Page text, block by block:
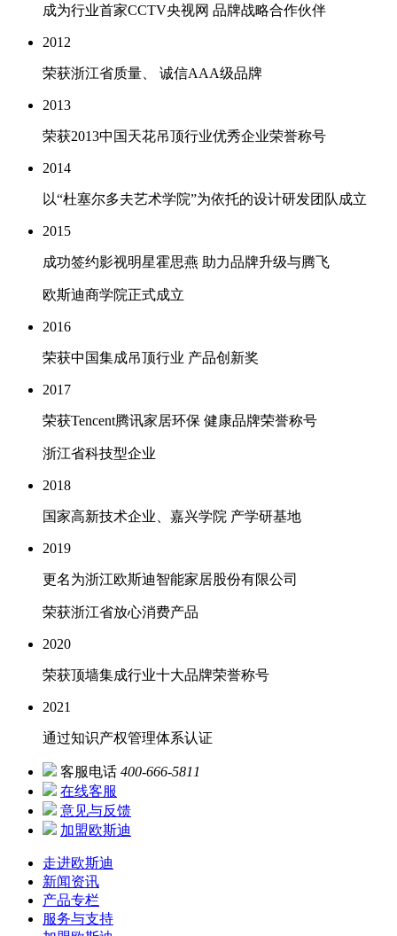
成为行业首家CCTV央视网 品牌战略合作伙伴
2012
荣获浙江省质量、 诚信AAA级品牌
2013
荣获2013中国天花吊顶行业优秀企业荣誉称号
2014
以“杜塞尔多夫艺术学院”为依托的设计研发团队成立
2015
成功签约影视明星霍思燕 助力品牌升级与腾飞
欧斯迪商学院正式成立
2016
荣获中国集成吊顶行业 产品创新奖
2017
荣获Tencent腾讯家居环保 健康品牌荣誉称号
浙江省科技型企业
2018
国家高新技术企业、嘉兴学院 产学研基地
2019
更名为浙江欧斯迪智能家居股份有限公司
荣获浙江省放心消费产品
2020
荣获顶墙集成行业十大品牌荣誉称号
2021
通过知识产权管理体系认证
客服电话 400-666-5811
在线客服
意见与反馈
加盟欧斯迪
走进欧斯迪
新闻资讯
产品专栏
服务与支持